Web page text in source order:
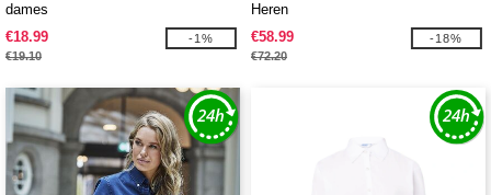
dames
€18.99
€19.10
-1%
Heren
€58.99
€72.20
-18%